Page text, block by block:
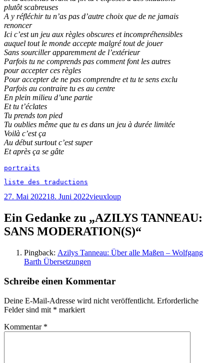
plutôt scabreuses
A y réfléchir tu n’as pas d’autre choix que de ne jamais
renoncer
Ici c’est un jeu aux règles obscures et incompréhensibles
auquel tout le monde accepte malgré tout de jouer
Sans sourciller apparemment de l’extérieur
Parfois tu ne comprends pas comment font les autres
pour accepter ces règles
Pour accepter de ne pas comprendre et tu te sens exclu
Parfois au contraire tu es au centre
En plein milieu d’une partie
Et tu t’éclates
Tu prends ton pied
Tu oublies même que tu es dans un jeu à durée limitée
Voilà c’est ça
Au début surtout c’est super
Et après ça se gâte
portraits
liste des traductions
Veröffentlicht
27. Mai 202218. Juni 2022Autor
vieuxloup
Ein Gedanke zu „AZILYS TANNEAU:
SANS MODERATION(S)“
Pingback: Azilys Tanneau: Über alle Maßen – Wolfgang
Barth Übersetzungen
Schreibe einen Kommentar
Deine E-Mail-Adresse wird nicht veröffentlicht. Erforderliche
Felder sind mit * markiert
Kommentar *